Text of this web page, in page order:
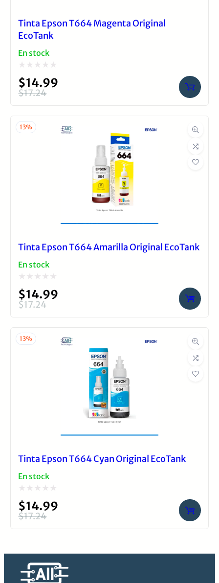
Tinta Epson T664 Magenta Original
EcoTank
En stock
Valorado
con
de
5
$17.24
original
$14.99
actual
13%
Tinta Epson T664 Amarilla Original EcoTank
En stock
Valorado
con
de
5
$17.24
original
$14.99
actual
13%
Tinta Epson T664 Cyan Original EcoTank
En stock
Valorado
con
$17.24
original
era:
$17.24.
$14.99
actual
es:
$14.99.